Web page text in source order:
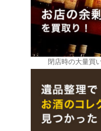
閉店時の大量買